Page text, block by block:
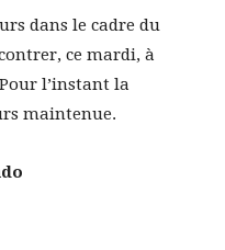
dans le cadre du
ce mardi, à
l’instant la
maintenue.